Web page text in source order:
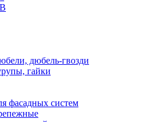
дюбель-гвозди
гайки
фасадных систем